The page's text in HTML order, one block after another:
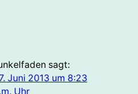
sagt:
Juni 2013 um 8:23
Uhr